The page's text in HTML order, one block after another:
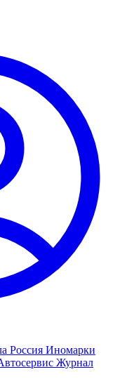
Россия Иномарки
Журнал